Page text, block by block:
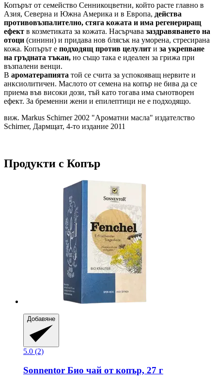
Копърът от семейство Сенникоцветни, който расте главно в
Азия, Северна и Южна Америка и в Европа, действа
противовъзпалително, стяга кожата и има регенериращ
ефект в козметиката за кожата. Насърчава заздравяването на
отоци (синини) и придава нов блясък на уморена, стресирана
кожа. Копърът е подходящ против целулит и за укрепване
на гръдната тъкан, но също така е идеален за грижа при
възпалени венци.
В ароматерапията той се счита за успокояващ нервите и
анксиолитичен. Маслото от семена на копър не бива да се
приема във високи дози, тъй като тогава има сънотворен
ефект. За бременни жени и епилептици не е подходящо.
виж. Markus Schirner 2002 "Ароматни масла" издателство
Schirner, Дармщат, 4-то издание 2011
Продукти с Копър
Добавяне
5.0 (2)
Sonnentor Био чай от копър, 27 г